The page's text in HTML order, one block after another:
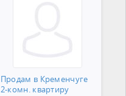
Продам в Кременчуге
2-комн. квартиру